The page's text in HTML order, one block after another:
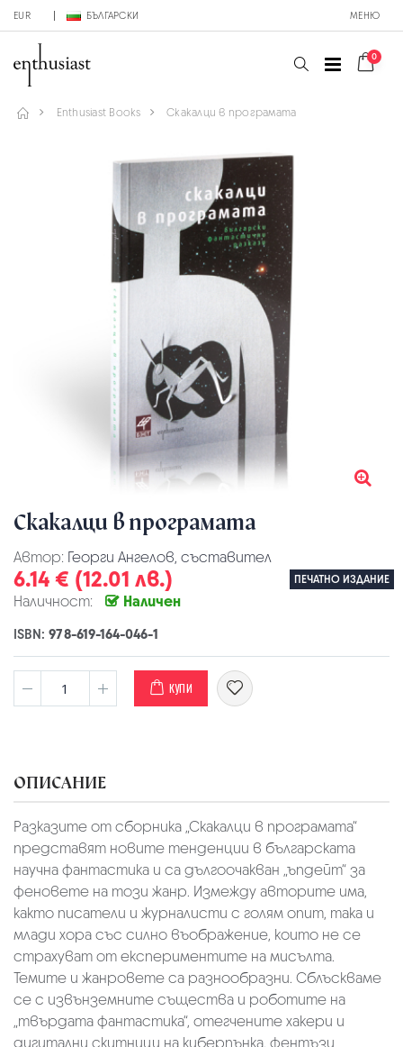
EUR БЪЛГАРСКИ МЕНЮ
0
Enthusiast Books Скакалци в програмата
Скакалци в програмата
Автор: Георги Ангелов, съставител
6.14 € (12.01 лв.) ПЕЧАТНО ИЗДАНИЕ
Наличност: Наличен
ISBN:978-619-164-046-1
КУПИ
ОПИСАНИЕ
Разказите от сборника „Скакалци в програмата“
представят новите тенденции в българската
научна фантастика и са дългоочакван „ъпдейт“ за
феновете на този жанр. Измежду авторите има,
както писатели и журналисти с голям опит, така и
млади хора със силно въображение, които не се
страхуват от експериментите на мисълта.
Темите и жанровете са разнообразни. Сблъскваме
се с извънземните същества и роботите на
„твърдата фантастика“, отегчените хакери и
дигитални скитници на киберпънка, фентъзи